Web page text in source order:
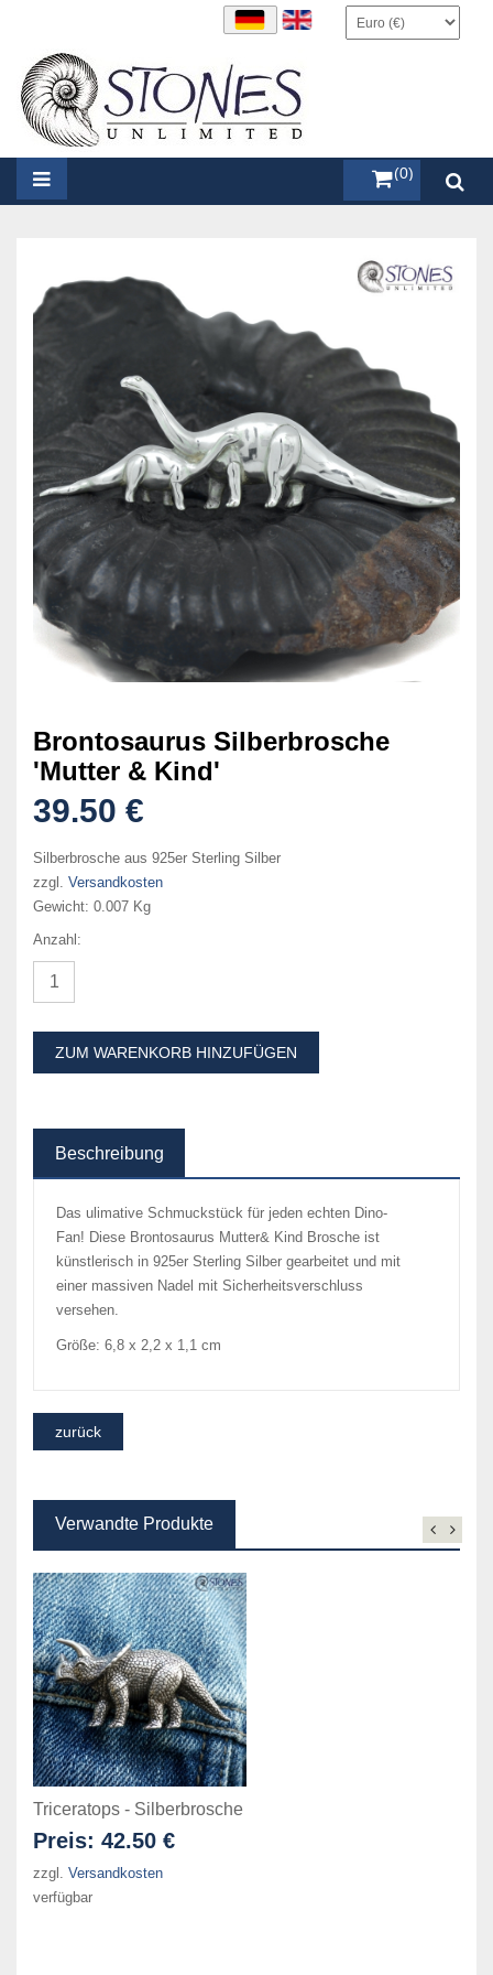
items (0)
Brontosaurus Silberbrosche
'Mutter & Kind'
39.50 €
Silberbrosche aus 925er Sterling Silber
zzgl. Versandkosten
Gewicht: 0.007 Kg
Anzahl:
ZUM WARENKORB HINZUFÜGEN
Beschreibung
Das ulimative Schmuckstück für jeden echten Dino-
Fan! Diese Brontosaurus Mutter& Kind Brosche ist
künstlerisch in 925er Sterling Silber gearbeitet und mit
einer massiven Nadel mit Sicherheitsverschluss
versehen.
Größe: 6,8 x 2,2 x 1,1 cm
Verwandte Produkte
Triceratops - Silberbrosche
Preis: 42.50 €
zzgl. Versandkosten
verfügbar